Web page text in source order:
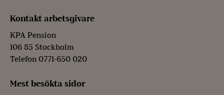
Kontakt arbetsgivare
KPA Pension
106 85 Stockholm
Telefon 0771-650 020
Mest besökta sidor